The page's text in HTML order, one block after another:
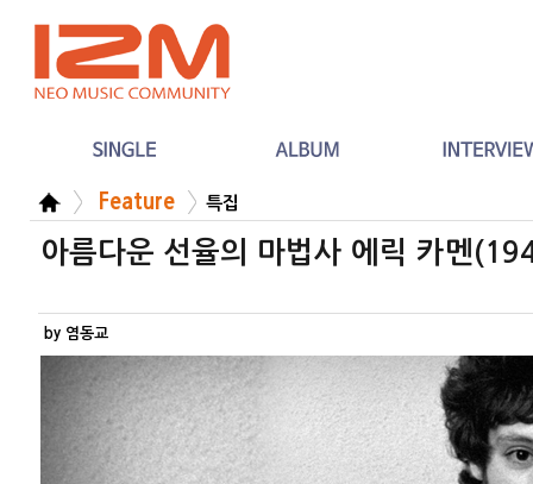
Feature 특집
아름다운 선율의 마법사 에릭 카멘
by 염동교